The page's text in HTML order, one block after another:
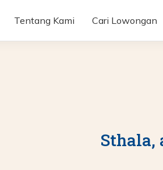
Tentang Kami Cari Lowongan
Sthala,